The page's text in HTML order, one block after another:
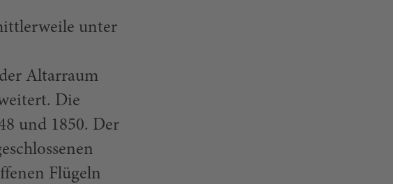
unter
Altarraum
Die
und 1850. Der
Flügeln